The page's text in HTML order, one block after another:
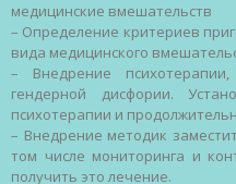
медицинские вмешательств
– Определение критериев
вида медицинского
– Внедрение психотерапии,
гендерной
дисфории.
психотерапии и
– Внедрение методик
том числе мониторинга и
получить это лечение.